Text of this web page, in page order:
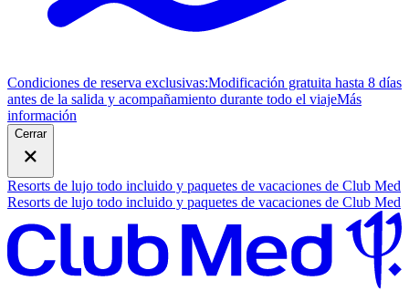
Condiciones de reserva exclusivas:Modificación gratuita hasta 8 días
antes de la salida y acompañamiento durante todo el viajeMás
información
Cerrar
Resorts de lujo todo incluido y paquetes de vacaciones de Club Med
Resorts de lujo todo incluido y paquetes de vacaciones de Club Med